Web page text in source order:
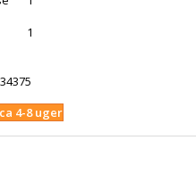
1
34375
ca 4-8 uger